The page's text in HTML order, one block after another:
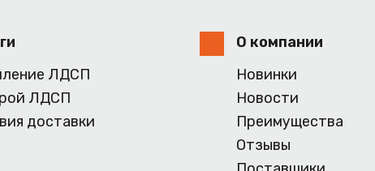
ЛДСП
ЛДСП
доставки
О компании
Новинки
Новости
Преимущества
Отзывы